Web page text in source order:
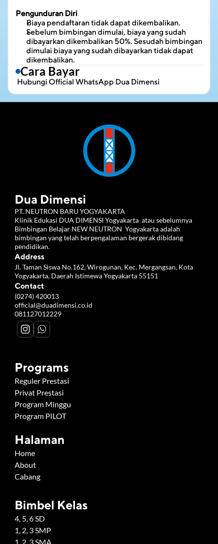
Pengunduran Diri
Biaya pendaftaran tidak dapat dikembalikan.
Sebelum bimbingan dimulai, biaya yang sudah
dibayarkan dikembalikan 50%. Sesudah bimbingan
dimulai biaya yang sudah dibayarkan tidak dapat
dikembalikan.
Cara Bayar
Hubungi Official WhatsApp Dua Dimensi
Dua Dimensi
PT. NEUTRON BARU YOGYAKARTA
Klinik Edukasi DUA DIMENSI Yogyakarta  atau sebelumnya
Bimbingan Belajar NEW NEUTRON  Yogyakarta adalah
bimbingan yang telah berpengalaman bergerak dibidang
pendidikan.
Address
Jl. Taman Siswa No.162, Wirogunan, Kec. Mergangsan, Kota
Yogyakarta, Daerah Istimewa Yogyakarta 55151
Contact
(0274) 420013
official@duadimensi.co.id
081127012229
Programs
Reguler Prestasi
Privat Prestasi
Program Minggu
Program PILOT
Halaman
Home
About
Cabang
Bimbel Kelas
4, 5, 6 SD
1, 2, 3 SMP
1, 2, 3 SMA